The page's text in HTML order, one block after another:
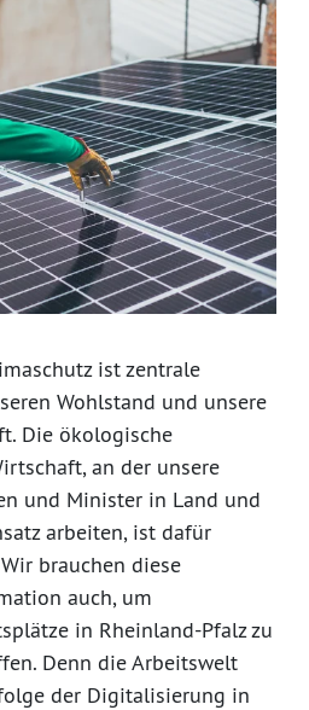
ist zentrale
Wohlstand und unsere
Die ökologische
an der unsere
und Minister in Land und
arbeiten, ist dafür
brauchen diese
auch, um
in Rheinland-Pfalz zu
Denn die Arbeitswelt
der Digitalisierung in